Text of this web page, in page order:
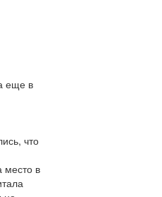
еще в
что
место в